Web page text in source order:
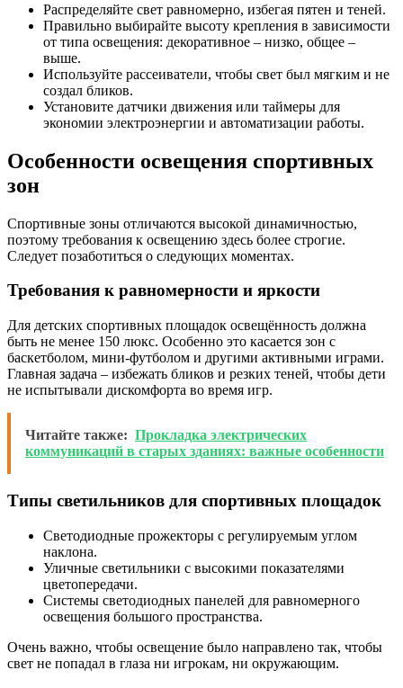
Распределяйте свет равномерно, избегая пятен и теней.
Правильно выбирайте высоту крепления в зависимости
от типа освещения: декоративное – низко, общее –
выше.
Используйте рассеиватели, чтобы свет был мягким и не
создал бликов.
Установите датчики движения или таймеры для
экономии электроэнергии и автоматизации работы.
Особенности освещения спортивных
зон
Спортивные зоны отличаются высокой динамичностью,
поэтому требования к освещению здесь более строгие.
Следует позаботиться о следующих моментах.
Требования к равномерности и яркости
Для детских спортивных площадок освещённость должна
быть не менее 150 люкс. Особенно это касается зон с
баскетболом, мини-футболом и другими активными играми.
Главная задача – избежать бликов и резких теней, чтобы дети
не испытывали дискомфорта во время игр.
Читайте также: Прокладка электрических
коммуникаций в старых зданиях: важные особенности
Типы светильников для спортивных площадок
Светодиодные прожекторы с регулируемым углом
наклона.
Уличные светильники с высокими показателями
цветопередачи.
Системы светодиодных панелей для равномерного
освещения большого пространства.
Очень важно, чтобы освещение было направлено так, чтобы
свет не попадал в глаза ни игрокам, ни окружающим.